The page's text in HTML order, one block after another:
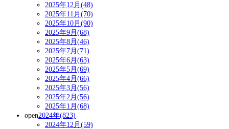
2025年12月(48)
2025年11月(70)
2025年10月(90)
2025年9月(68)
2025年8月(46)
2025年7月(71)
2025年6月(63)
2025年5月(69)
2025年4月(66)
2025年3月(56)
2025年2月(56)
2025年1月(68)
open2024年(823)
2024年12月(59)